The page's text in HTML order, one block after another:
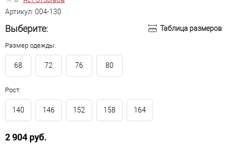
Артикул: 004-130
Выберите: Таблица размеров
Размер одежды:
68 72 76 80
Рост:
140 146 152 158 164
2 904 руб.